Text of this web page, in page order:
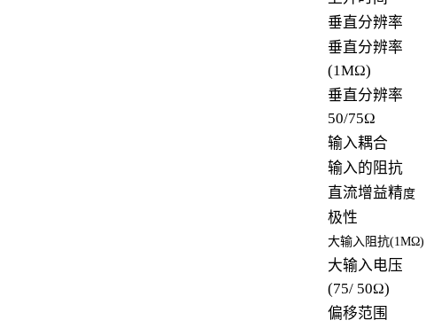
垂直分辨率
垂直分辨率
(1MΩ)
垂直分辨率
50/75Ω
输入耦合
输入的阻抗
直流增益精度
极性
大输入阻抗(1MΩ)
大输入电压
(75/ 50Ω)
偏移范围